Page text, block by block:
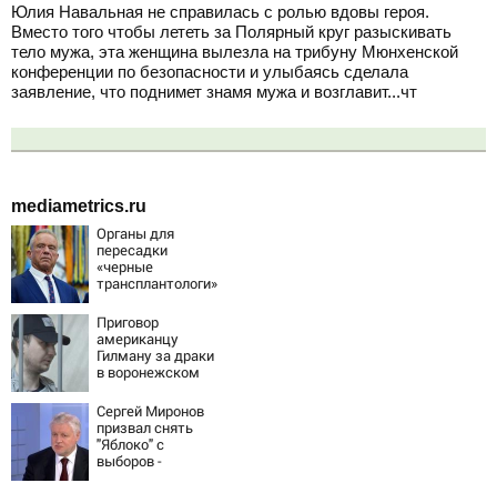
Юлия Навальная не справилась с ролью вдовы героя.
Вместо того чтобы лететь за Полярный круг разыскивать
тело мужа, эта женщина вылезла на трибуну Мюнхенской
конференции по безопасности и улыбаясь сделала
заявление, что поднимет знамя мужа и возглавит...чт
mediametrics.ru
Органы для
пересадки
«черные
трансплантологи»
живых пациентов
Приговор
американцу
Гилману за драки
в воронежском
потребовали
ужесточить -
Новости на
Вести.ru
Сергей Миронов
призвал снять
"Яблоко" с
выборов -